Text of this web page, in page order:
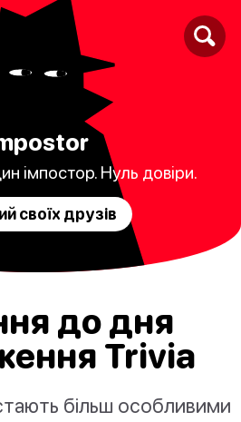
імпостор. Нуль довіри.
своїх друзів
до дня
Trivia
більш особливими